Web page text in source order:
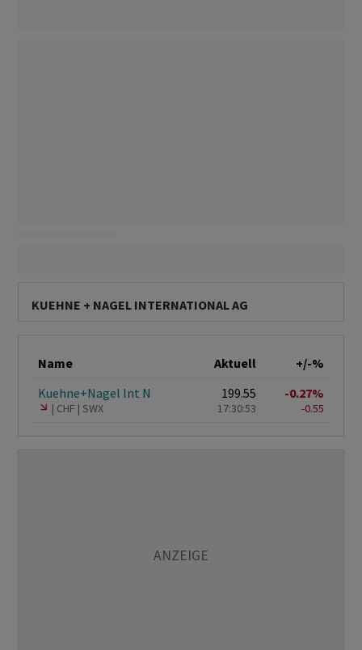
KUEHNE + NAGEL INTERNATIONAL AG
Name Aktuell
+/-%
Kuehne+Nagel Int N
CHF SWX
199.55
17:30:53
-0.27%
-0.55